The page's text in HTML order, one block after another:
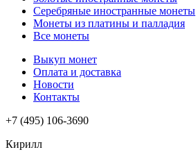
Серебряные иностранные монеты
Монеты из платины и палладия
Все монеты
Выкуп монет
Оплата и доставка
Новости
Контакты
+7 (495) 106-3690
Кирилл